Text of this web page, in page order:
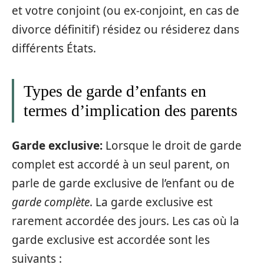
et votre conjoint (ou ex-conjoint, en cas de
divorce définitif) résidez ou résiderez dans
différents États.
Types de garde d’enfants en
termes d’implication des parents
Garde exclusive: Lorsque le droit de garde
complet est accordé à un seul parent, on
parle de garde exclusive de l’enfant ou de
garde complète. La garde exclusive est
rarement accordée des jours. Les cas où la
garde exclusive est accordée sont les
suivants :